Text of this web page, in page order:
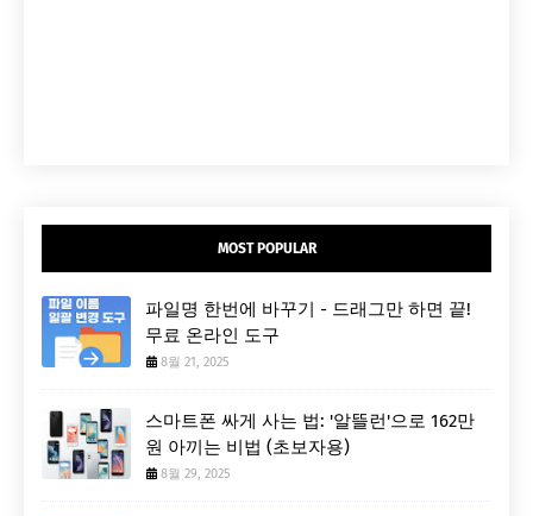
MOST POPULAR
파일명 한번에 바꾸기 - 드래그만 하면 끝!
무료 온라인 도구
8월 21, 2025
스마트폰 싸게 사는 법: '알뜰런'으로 162만
원 아끼는 비법 (초보자용)
8월 29, 2025